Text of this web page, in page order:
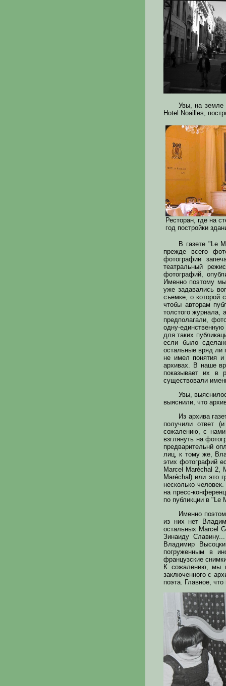
Увы, на земле
Hotel Noailles,
Ресторан, где на
год постройки
В газете "Le
прежде всего
фотографии
театральный
фотографий,
Именно поэтому
уже задавались
съемке, о которой
чтобы авторам
толстого журнала,
предполагали,
одну-
для таких
если было
остальные вряд ли
не имел понятия
архивах. В наше
показывает их в
существовали
Увы,
выяснили, что
Из архива
получили ответ
сожалению, с нами
взглянуть на
предварительнй
лиц, к тому же,
этих фотографий
Marcel Maréchal 2,
Maréchal) или это
несколько
на пресс-
по публикции в "Le
Именно
из них нет
остальных Marcel
Зинаиду
Владимир
погруженным в
французские
К сожалению, мы
заключенного с
поэта. Главное,